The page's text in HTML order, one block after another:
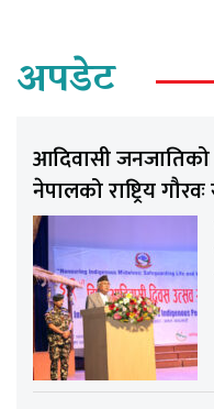
अपडेट
आदिवासी जनजातिको
नेपालको राष्ट्रिय